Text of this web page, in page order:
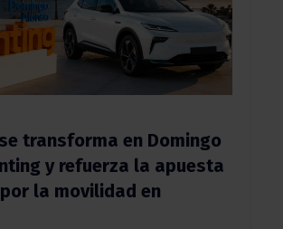
transforma en Domingo
y refuerza la apuesta
la movilidad en